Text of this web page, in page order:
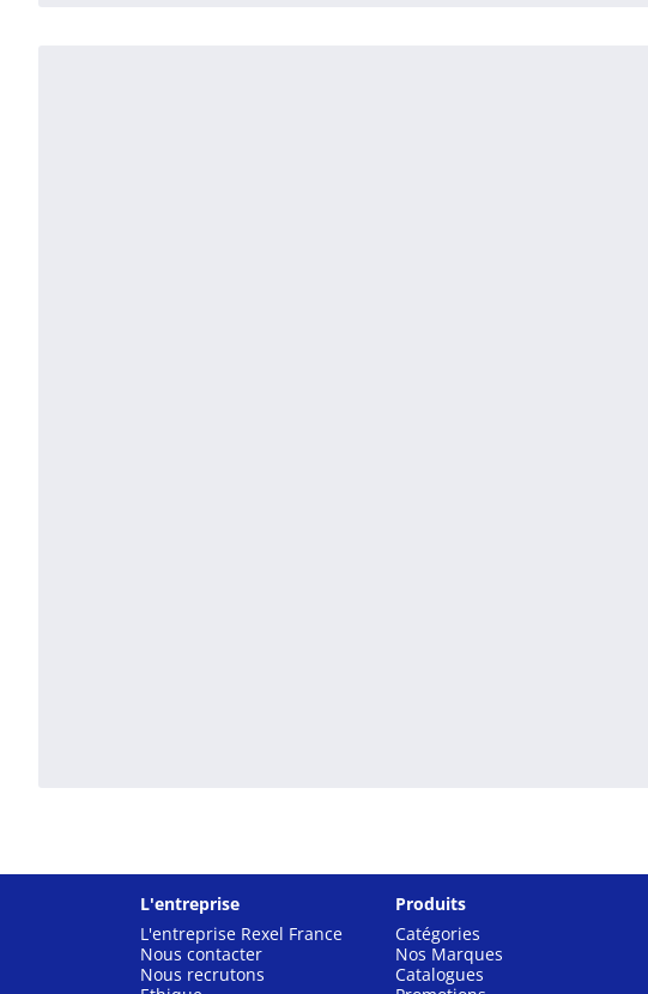
L'entreprise
L'entreprise Rexel France
Nous contacter
Nous recrutons
Produits
Catégories
Nos Marques
Catalogues